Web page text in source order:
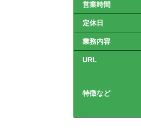
営業時間
定休日
業務内容
URL
特徴など